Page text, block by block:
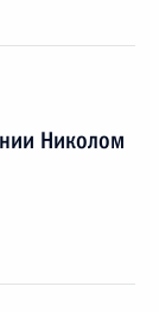
Николом